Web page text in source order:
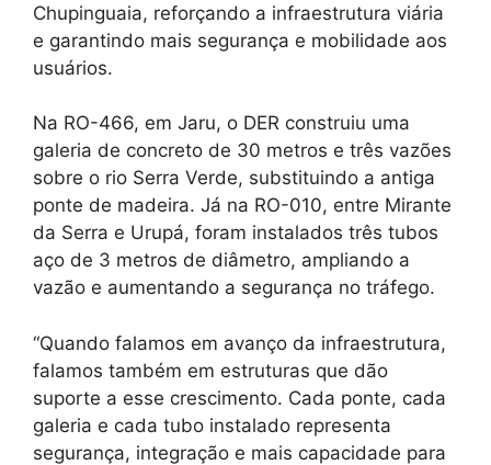
Chupinguaia, reforçando a infraestrutura viária
e garantindo mais segurança e mobilidade aos
usuários.
Na RO-466, em Jaru, o DER construiu uma
galeria de concreto de 30 metros e três vazões
sobre o rio Serra Verde, substituindo a antiga
ponte de madeira. Já na RO-010, entre Mirante
da Serra e Urupá, foram instalados três tubos
aço de 3 metros de diâmetro, ampliando a
vazão e aumentando a segurança no tráfego.
“Quando falamos em avanço da infraestrutura,
falamos também em estruturas que dão
suporte a esse crescimento. Cada ponte, cada
galeria e cada tubo instalado representa
segurança, integração e mais capacidade para